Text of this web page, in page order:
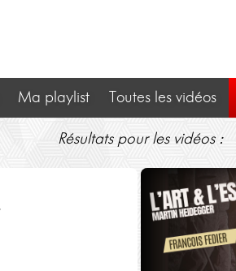
Ma playlist Toutes les vidéos
Résultats pour les vidéos :